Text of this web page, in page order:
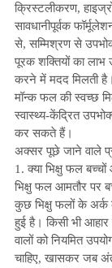
क्रिस्टलीकरण,
सावधानीपूर्वक
से, सम्मिश्रण से
पूरक शक्तियों का लाभ
करने में मदद मिलती है।
मॉन्क फल की स्वच्छ
स्वास्थ्य-केंद्रित
कर सकते हैं।
अक्सर पूछे जाने वाले
1. क्या भिक्षु फल
भिक्षु फल आमतौर पर
कुछ भिक्षु फलों के अर्क
हुई है। किसी भी
वालों को नियमित
चाहिए, खासकर जब